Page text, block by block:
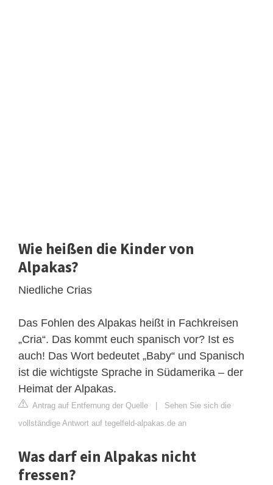
Wie heißen die Kinder von
Alpakas?
Niedliche Crias
Das Fohlen des Alpakas heißt in Fachkreisen
„Cria“. Das kommt euch spanisch vor? Ist es
auch! Das Wort bedeutet „Baby“ und Spanisch
ist die wichtigste Sprache in Südamerika – der
Heimat der Alpakas.
Antrag auf Entfernung der Quelle | Sehen Sie sich die
vollständige Antwort auf tegelfeld-alpakas.de an
Was darf ein Alpakas nicht
fressen?